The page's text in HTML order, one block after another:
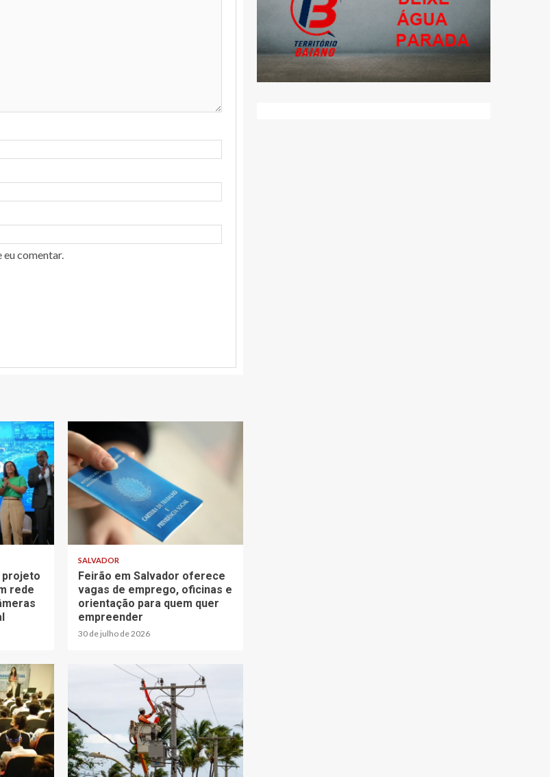
comentar.
rede
SALVADOR
Feirão em Salvador oferece
vagas de emprego, oficinas e
orientação para quem quer
empreender
30 de julho de 2026